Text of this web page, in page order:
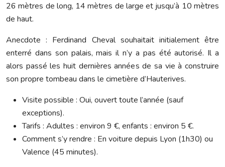
26 mètres de long, 14 mètres de large et jusqu’à 10 mètres
de haut.
Anecdote : Ferdinand Cheval souhaitait initialement être
enterré dans son palais, mais il n’y a pas été autorisé. Il a
alors passé les huit dernières années de sa vie à construire
son propre tombeau dans le cimetière d’Hauterives.
Visite possible : Oui, ouvert toute l’année (sauf
exceptions).
Tarifs : Adultes : environ 9 €, enfants : environ 5 €.
Comment s’y rendre : En voiture depuis Lyon (1h30) ou
Valence (45 minutes).